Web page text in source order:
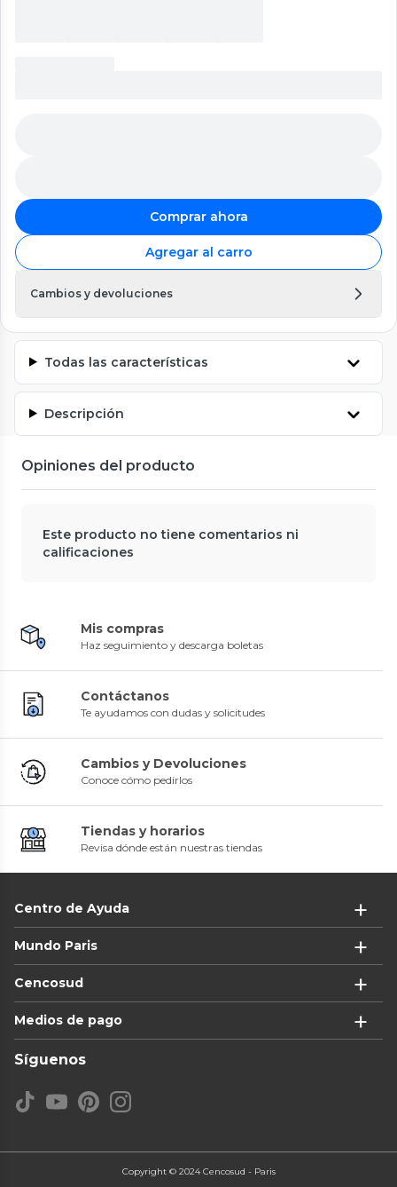
Comprar ahora
Agregar al carro
Cambios y devoluciones
Todas las características
Descripción
Opiniones del producto
Este producto no tiene comentarios ni
calificaciones
Mis compras
Haz seguimiento y descarga boletas
Contáctanos
Te ayudamos con dudas y solicitudes
Cambios y Devoluciones
Conoce cómo pedirlos
Tiendas y horarios
Revisa dónde están nuestras tiendas
Centro de Ayuda
Mundo Paris
Cencosud
Medios de pago
Síguenos
Copyright © 2024 Cencosud - Paris